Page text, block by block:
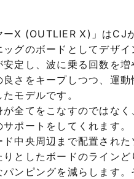
ーX (OUTLIER X)」はCJ
グのボードとしてデザイ
安定し、波に乗る回数を増
良さをキープしつつ、運動
モデルです。
全てをこなすのではなく
ポートをしてくれます。
ド中央周辺まで配置された
りとしたボードのラインど
ンピングを減らします。